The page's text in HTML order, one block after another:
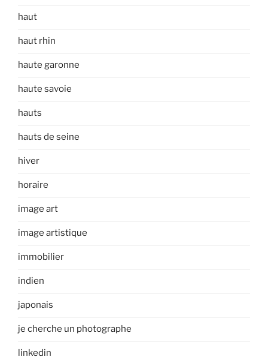
haut
haut rhin
haute garonne
haute savoie
hauts
hauts de seine
hiver
horaire
image art
image artistique
immobilier
indien
japonais
je cherche un photographe
linkedin